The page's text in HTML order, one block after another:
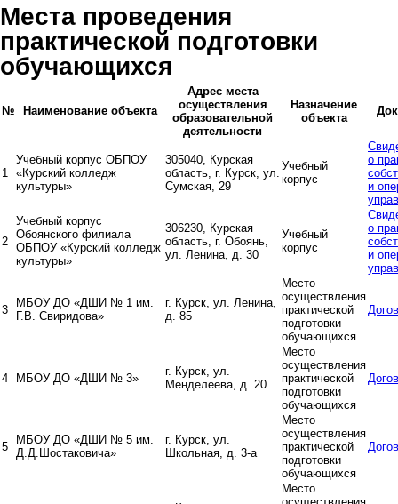
Места проведения
практической подготовки
обучающихся
№ Наименование объекта
Адрес места
осуществления
образовательной
деятельности
Назначение
объекта
1
Учебный корпус ОБПОУ
«Курский колледж
культуры»
305040, Курская
область, г. Курск, ул.
Сумская, 29
Учебный
корпус
о
и
2
Учебный корпус
Обоянского филиала
ОБПОУ «Курский колледж
культуры»
306230, Курская
область, г. Обоянь,
ул. Ленина, д. 30
Учебный
корпус
о
и
3
МБОУ ДО «ДШИ № 1 им.
Г.В. Свиридова»
г. Курск, ул. Ленина,
д. 85
Место
осуществления
практической
подготовки
обучающихся
4 МБОУ ДО «ДШИ № 3»
г. Курск, ул.
Менделеева, д. 20
Место
осуществления
практической
подготовки
обучающихся
5
МБОУ ДО «ДШИ № 5 им.
Д.Д.Шостаковича»
г. Курск, ул.
Школьная, д. 3-а
Место
осуществления
практической
подготовки
обучающихся
Место